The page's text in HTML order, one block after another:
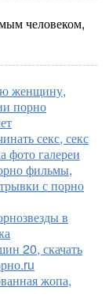
человеком,
женщину,
порно
секс, секс
фото галереи
фильмы,
с порно
в
20, скачать
жопа,